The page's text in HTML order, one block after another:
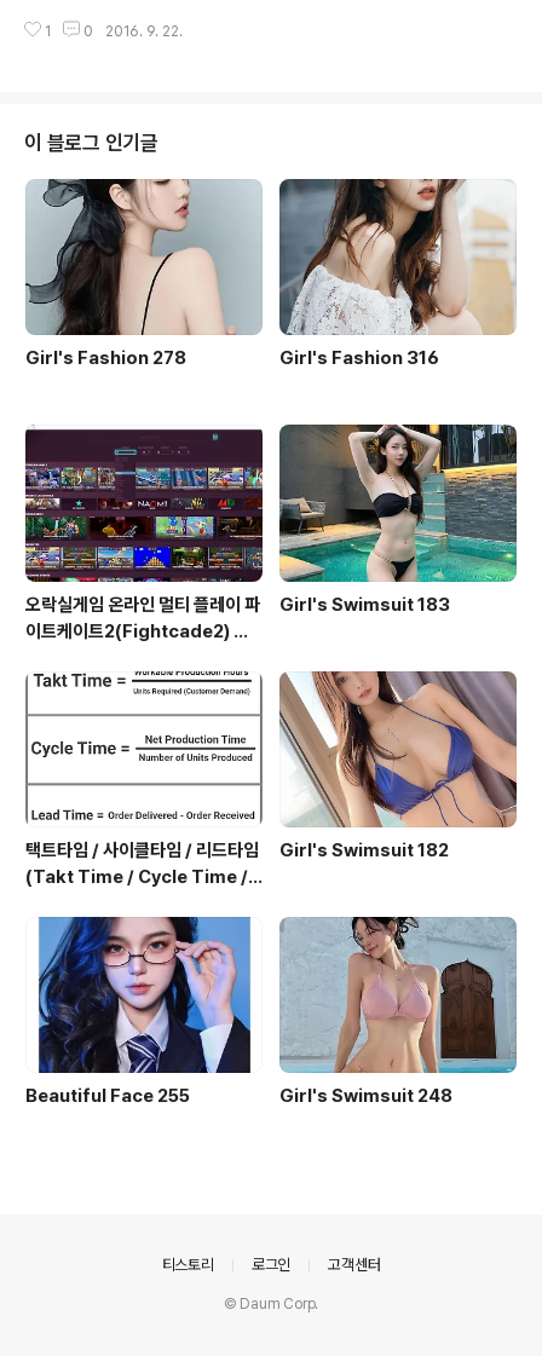
해도 앱 스토어 및 아이튠즈 스토어, 아이..
부는 소득재분배로 양극화 제어에 나섰지만, 국제사회의
협력개발기구(OECD·2012년 기준)에 보고된 각국의 지
니계수를 분석해 본 결과, 한국의 시장소득 기준 지니계수
는 0.338, 재분배 효과를 반영한 가처분소득 기준 지니계
수는 0.307로 둘 사이 격차는 0.031에 그친 것으로 나타
났다. 이 격차가 클수록 재분배를 통한 지니계수 개선 효과
가 크다는 얘기인데, 한..
1 0 2016. 9. 22.
이 블로그 인기글
Girl's Fashion 278 Girl's Fashion 316
오락실게임 온라인 멀티 플레이 파
이트케이트2(Fightcade2) 설
Girl's Swimsuit 183
택트타임 / 사이클타임 / 리드타임
(Takt Time / Cycle Time / L
Girl's Swimsuit 182
Beautiful Face 255 Girl's Swimsuit 248
티스토리 로그인 고객센터
© Daum Corp.